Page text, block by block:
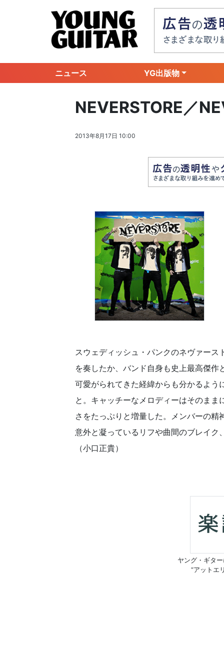
ニュース YG出版物
NEVERSTORE／
2013年8月17日 10:00
スウェディッシュ・パンクのネヴァー
を奏したか、バンド自身も史上最高傑
可愛がられてきた経緯からも分かるよう
と。キャッチーなメロディーはそのま
さをたっぷりと増量した。メンバーの
意外と凝っているリフや曲間のブレイ
（小口正貴）
ヤング・ギタ
“アットエ